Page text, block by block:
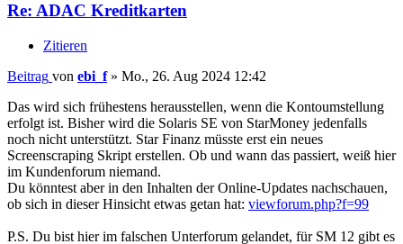
Re: ADAC Kreditkarten
Zitieren
Beitrag von ebi_f» Mo., 26. Aug 2024 12:42
Das wird sich frühestens herausstellen, wenn die Kontoumstellung
erfolgt ist. Bisher wird die Solaris SE von StarMoney jedenfalls
noch nicht unterstützt. Star Finanz müsste erst ein neues
Screenscraping Skript erstellen. Ob und wann das passiert, weiß hier
im Kundenforum niemand.
Du könntest aber in den Inhalten der Online-Updates nachschauen,
ob sich in dieser Hinsicht etwas getan hat: viewforum.php?f=99
P.S. Du bist hier im falschen Unterforum gelandet, für SM 12 gibt es